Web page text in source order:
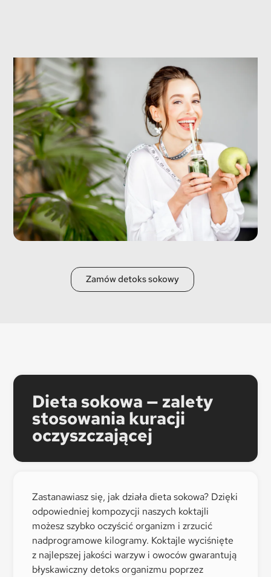
Zamów detoks sokowy
Dieta sokowa — zalety
stosowania kuracji
oczyszczającej
Zastanawiasz się, jak działa dieta sokowa? Dzięki
odpowiedniej kompozycji naszych koktajli
możesz szybko oczyścić organizm i zrzucić
nadprogramowe kilogramy. Koktajle wyciśnięte
z najlepszej jakości warzyw i owoców gwarantują
błyskawiczny detoks organizmu poprzez